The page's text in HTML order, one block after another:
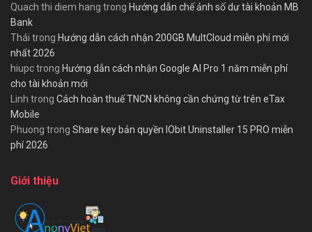
Quach thi diem hang trong Hướng dẫn chế ảnh số dư tài khoản MB
Bank
Thái trong Hướng dẫn cách nhận 200GB MultCloud miễn phí mới
nhất 2026
hiupctrong Hướng dẫn cách nhận Google AI Pro 1 năm miễn phí
cho tài khoản mới
Linh trong Cách hoàn thuế TNCN không cần chứng từ trên eTax
Mobile
Phuong trong Share key bản quyền IObit Uninstaller 15 PRO miễn
phí 2026
Giới thiệu